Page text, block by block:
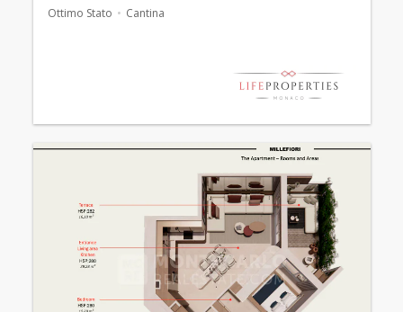
Ottimo Stato Cantina